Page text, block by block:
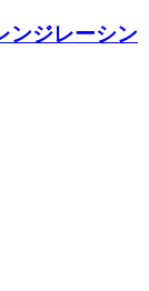
ンジレーシン